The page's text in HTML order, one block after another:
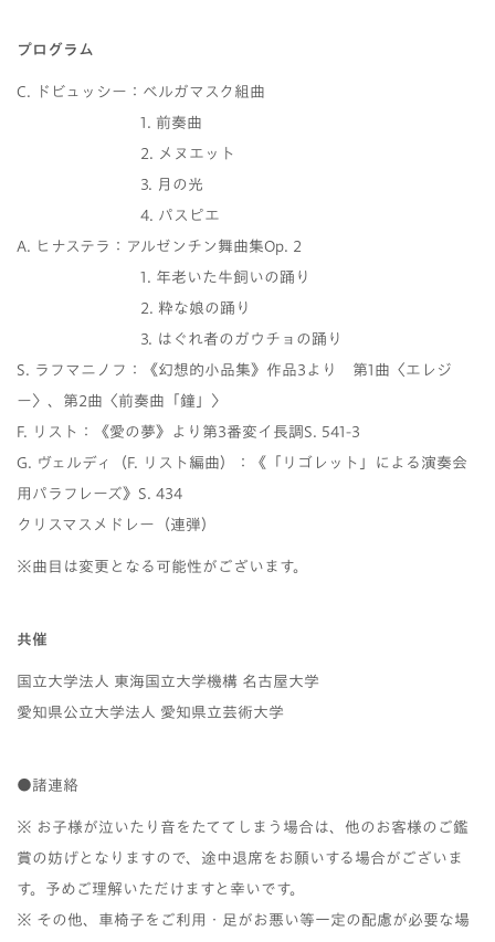
プログラム
C. ドビュッシー：ベルガマスク組曲
1. 前奏曲
2. メヌエット
3. 月の光
4. パスピエ
A. ヒナステラ：アルゼンチン舞曲集Op. 2
1. 年老いた牛飼いの踊り
2. 粋な娘の踊り
3. はぐれ者のガウチョの踊り
S. ラフマニノフ：《幻想的小品集》作品3より 第1曲〈エレジ
ー〉、第2曲〈前奏曲「鐘」〉
F. リスト：《愛の夢》より第3番変イ長調S. 541-3
G. ヴェルディ（F. リスト編曲）：《「リゴレット」による演奏会
用パラフレーズ》S. 434
クリスマスメドレー（連弾）
※曲目は変更となる可能性がございます。
共催
国立大学法人 東海国立大学機構 名古屋大学
愛知県公立大学法人 愛知県立芸術大学
●諸連絡
※ お子様が泣いたり音をたててしまう場合は、他のお客様のご鑑
賞の妨げとなりますので、途中退席をお願いする場合がございま
す。予めご理解いただけますと幸いです。
※ その他、車椅子をご利用・足がお悪い等一定の配慮が必要な場